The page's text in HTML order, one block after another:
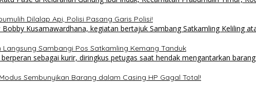
Dilalap Api, Polisi Pasang Garis Polisi!
Sambangi Pos Satkamling Kemang Tanduk
Sembunyikan Barang dalam Casing HP Gagal Total!